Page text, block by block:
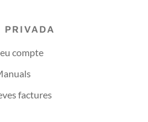
PRIVADA
compte
factures